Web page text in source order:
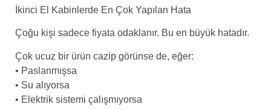
İkinci El Kabinlerde En Çok Yapılan Hata
Çoğu kişi sadece fiyata odaklanır. Bu en büyük hatadır.
Çok ucuz bir ürün cazip görünse de, eğer:
• Paslanmışsa
• Su alıyorsa
• Elektrik sistemi çalışmıyorsa